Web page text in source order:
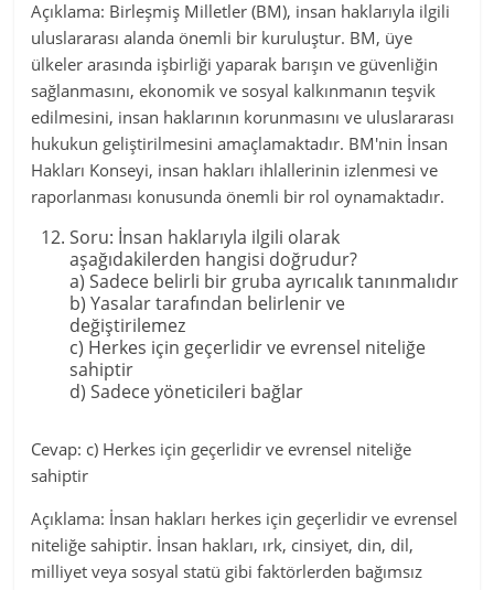
Açıklama: Birleşmiş Milletler (BM), insan haklarıyla ilgili
uluslararası alanda önemli bir kuruluştur. BM, üye
ülkeler arasında işbirliği yaparak barışın ve güvenliğin
sağlanmasını, ekonomik ve sosyal kalkınmanın teşvik
edilmesini, insan haklarının korunmasını ve uluslararası
hukukun geliştirilmesini amaçlamaktadır. BM'nin İnsan
Hakları Konseyi, insan hakları ihlallerinin izlenmesi ve
raporlanması konusunda önemli bir rol oynamaktadır.
Soru: İnsan haklarıyla ilgili olarak
aşağıdakilerden hangisi doğrudur?
a) Sadece belirli bir gruba ayrıcalık tanınmalıdır
b) Yasalar tarafından belirlenir ve
değiştirilemez
c) Herkes için geçerlidir ve evrensel niteliğe
sahiptir
d) Sadece yöneticileri bağlar
Cevap: c) Herkes için geçerlidir ve evrensel niteliğe
sahiptir
Açıklama: İnsan hakları herkes için geçerlidir ve evrensel
niteliğe sahiptir. İnsan hakları, ırk, cinsiyet, din, dil,
milliyet veya sosyal statü gibi faktörlerden bağımsız